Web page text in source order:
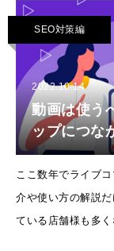
への抵抗感がない
SEO対策編
2022.10.14
動画は使う
ップにつな
メリット
ここ数年でライブ
介や使い方の解説
ている店舗様も多